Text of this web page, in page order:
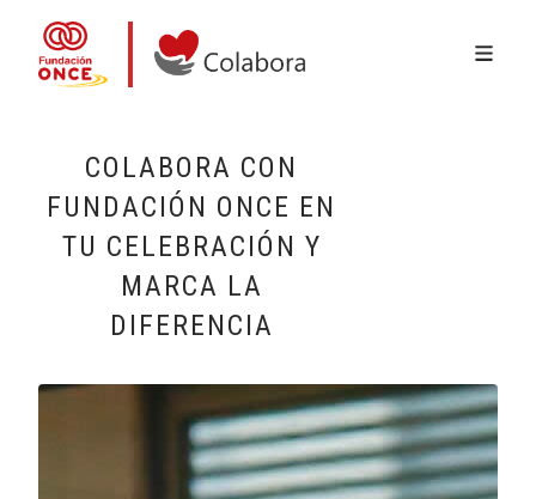
COLABORA CON
FUNDACIÓN ONCE EN
TU CELEBRACIÓN Y
MARCA LA
DIFERENCIA